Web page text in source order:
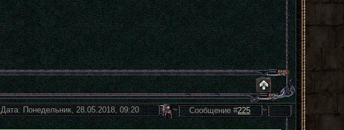
Дата: Понедельник, 28.05.2018, 09:20 Сообщение #225